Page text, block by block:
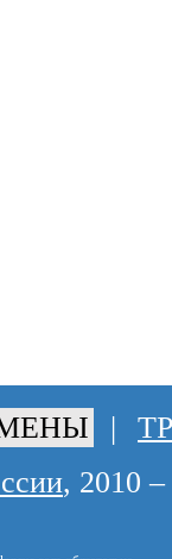
|
, 2010